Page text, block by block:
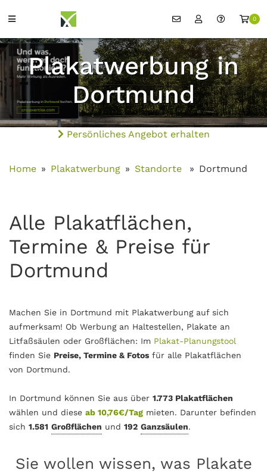
0
Plakatwerbung in
Dortmund
Persönliches Angebot erhalten
Home Plakatwerbung Standorte Dortmund
Alle Plakatflächen,
Termine & Preise für
Dortmund
Machen Sie in Dortmund mit Plakatwerbung auf sich
aufmerksam! Ob Werbung an Haltestellen, Plakate an
Litfaßsäulen oder Großflächen: Im Plakat-Planungstool
finden Sie Preise, Termine & Fotos für alle Plakatflächen
von Dortmund.
In Dortmund können Sie aus über 1.773 Plakatflächen
wählen und diese ab 10,76€/Tag mieten. Darunter befinden
sich 1.581 Großflächen und 192 Ganzsäulen.
Sie wollen wissen, was Plakate